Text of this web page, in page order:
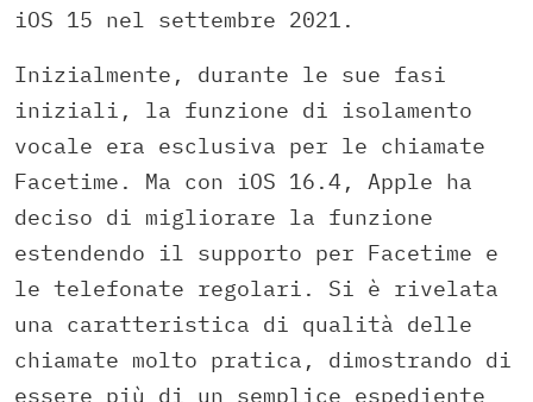
iOS 15 nel settembre 2021.
Inizialmente, durante le sue fasi
iniziali, la funzione di isolamento
vocale era esclusiva per le chiamate
Facetime. Ma con iOS 16.4, Apple ha
deciso di migliorare la funzione
estendendo il supporto per Facetime e
le telefonate regolari. Si è rivelata
una caratteristica di qualità delle
chiamate molto pratica, dimostrando di
essere più di un semplice espediente